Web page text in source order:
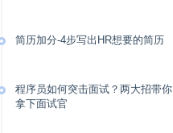
简历加分-4步写出HR想要的简历
程序员如何突击面试？两大招带你
拿下面试官